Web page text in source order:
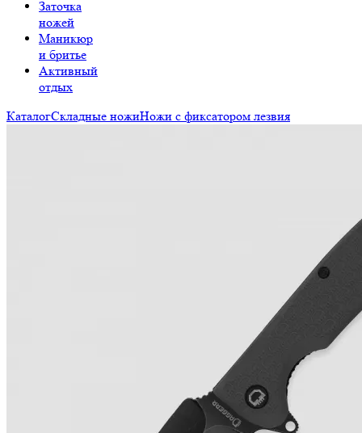
Заточка
ножей
Маникюр
и бритье
Активный
отдых
КаталогСкладные ножиНожи с фиксатором лезвия